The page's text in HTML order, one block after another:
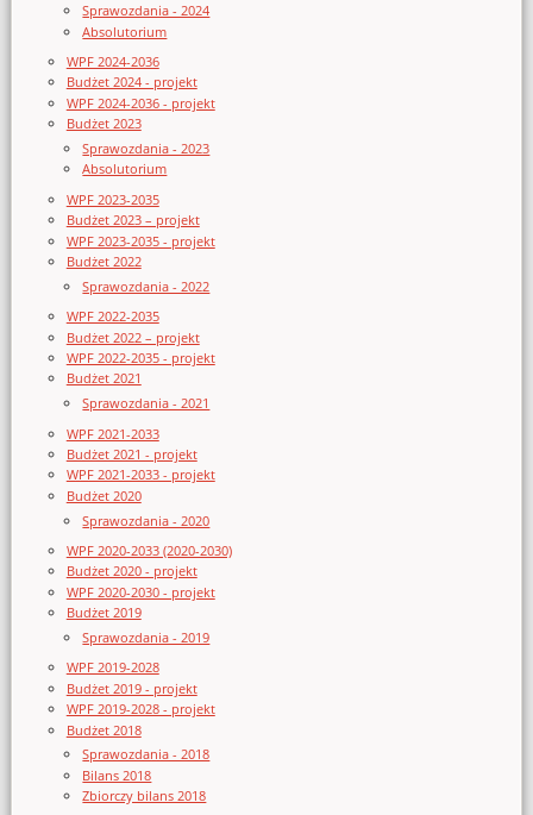
Sprawozdania - 2024
Absolutorium
WPF 2024-2036
Budżet 2024 - projekt
WPF 2024-2036 - projekt
Budżet 2023
Sprawozdania - 2023
Absolutorium
WPF 2023-2035
Budżet 2023 – projekt
WPF 2023-2035 - projekt
Budżet 2022
Sprawozdania - 2022
WPF 2022-2035
Budżet 2022 – projekt
WPF 2022-2035 - projekt
Budżet 2021
Sprawozdania - 2021
WPF 2021-2033
Budżet 2021 - projekt
WPF 2021-2033 - projekt
Budżet 2020
Sprawozdania - 2020
WPF 2020-2033 (2020-2030)
Budżet 2020 - projekt
WPF 2020-2030 - projekt
Budżet 2019
Sprawozdania - 2019
WPF 2019-2028
Budżet 2019 - projekt
WPF 2019-2028 - projekt
Budżet 2018
Sprawozdania - 2018
Bilans 2018
Zbiorczy bilans 2018